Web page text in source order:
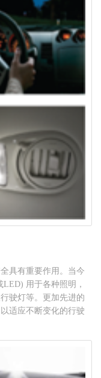
具有重要作用。当今
用于各种照明，
驶灯等。更加先进的
适应不断变化的行驶